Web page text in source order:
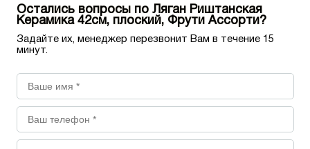
Остались вопросы по Ляган Риштанская
Керамика 42см, плоский, Фрути Ассорти?
Задайте их, менеджер перезвонит Вам в течение 15
минут.